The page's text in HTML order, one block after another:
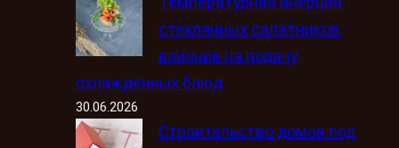
стеклянных салатников:
влияние на подачу
охлаждённых блюд
30.06.2026
Строительство домов под